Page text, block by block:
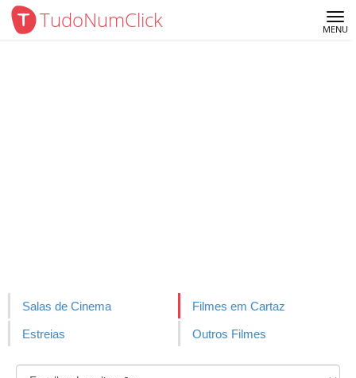
TudoNumClick MENU
Salas de Cinema Filmes em Cartaz
Estreias Outros Filmes